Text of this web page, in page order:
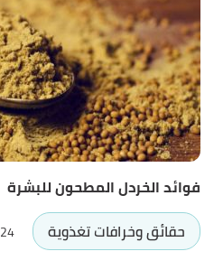
فوائد الخردل المطحون للبشرة
حقائق وخرافات تغذوية
24 يناير 2022